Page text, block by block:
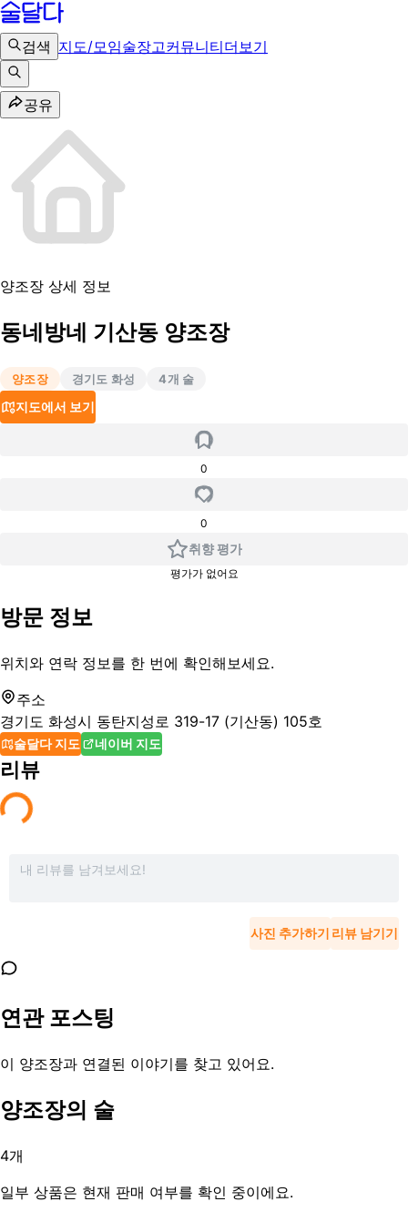
검색 지도/모임술장고커뮤니티더보기
공유
양조장 상세 정보
동네방네 기산동 양조장
양조장 경기도 화성 4개 술
지도에서 보기
0
0
취향 평가
평가가 없어요
방문 정보
위치와 연락 정보를 한 번에 확인해보세요.
주소
경기도 화성시 동탄지성로 319-17 (기산동) 105호
술달다 지도 네이버 지도
리뷰
사진 추가하기 리뷰 남기기
연관 포스팅
이 양조장과 연결된 이야기를 찾고 있어요.
양조장의 술
4개
일부 상품은 현재 판매 여부를 확인 중이에요.